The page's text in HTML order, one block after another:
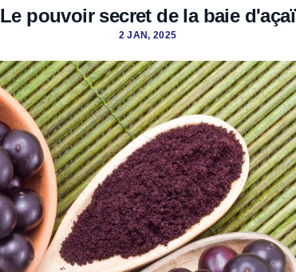
Le pouvoir secret de la baie d'açaï
2 JAN, 2025